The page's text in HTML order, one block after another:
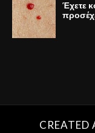
Έχετε
CREATED